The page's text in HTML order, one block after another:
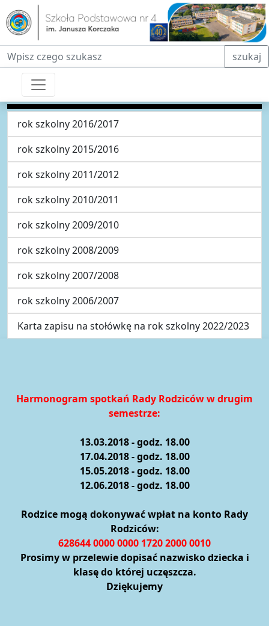
Fraza do wyszukiwania szukaj
rok szkolny 2016/2017
rok szkolny 2015/2016
rok szkolny 2011/2012
rok szkolny 2010/2011
rok szkolny 2009/2010
rok szkolny 2008/2009
rok szkolny 2007/2008
rok szkolny 2006/2007
Karta zapisu na stołówkę na rok szkolny 2022/2023
Harmonogram spotkań Rady Rodziców w drugim
semestrze:
13.03.2018 - godz. 18.00
17.04.2018 - godz. 18.00
15.05.2018 - godz. 18.00
12.06.2018 - godz. 18.00
Rodzice mogą dokonywać wpłat na konto Rady
Rodziców:
628644 0000 0000 1720 2000 0010
Prosimy w przelewie dopisać nazwisko dziecka i
klasę do której uczęszcza.
Dziękujemy